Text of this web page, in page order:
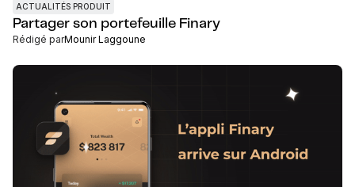
ACTUALITÉS PRODUIT
Partager son portefeuille Finary
Rédigé parMounir Laggoune